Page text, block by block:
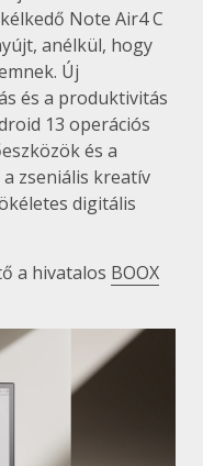
Note Air4 C
anélkül, hogy
Új
és a produktivitás
13 operációs
és a
zseniális kreatív
digitális
a hivatalos BOOX